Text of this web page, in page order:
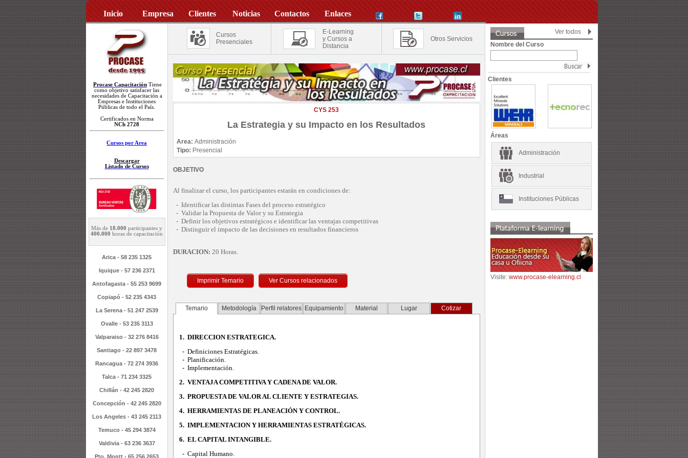
Inicio Empresa Clientes Noticias Contactos Enlaces
Procase Capacitación Tiene
como objetivo satisfacer las
necesidades de Capacitación a
Empresas e Instituciones
Públicas de todo el País.
Certificados en Norma
NCh 2728
Cursos por Area
Descargar
Listado de Cursos
Más de 18.000 participantes y
400.000 horas de capacitación
Arica - 58 235 1325
Iquique - 57 236 2371
Antofagasta - 55 253 9699
Copiapó - 52 235 4343
La Serena - 51 247 2539
Ovalle - 53 235 3113
Valparaiso - 32 276 8416
Santiago - 22 897 3478
Rancagua - 72 274 3936
Talca - 71 234 3325
Chillán - 42 245 2820
Concepción - 42 245 2820
Los Angeles - 43 245 2113
Temuco - 45 294 3874
Valdivia - 63 236 3637
Pto. Montt - 65 256 2653
Cursos
Presenciales
E-Learning
y Cursos a
Distancia
Otros Servicios
CYS 253
La Estrategia y su Impacto en los Resultados
Area: Administración
Tipo: Presencial
OBJETIVO
Al finalizar el curso, los participantes estarán en condiciones de:
- Identificar las distintas Fases del proceso estratégico
- Validar la Propuesta de Valor y su Estrategia
- Definir los objetivos estratégicos e identificar las ventajas competitivas
- Distinguir el impacto de las decisiones en resultados financieros
DURACION: 20 Horas.
Imprimir Temario
Temario Metodología Perfil relatores Equipamiento Material Lugar Cotizar
1. DIRECCION ESTRATEGICA.
- Definiciones Estratégicas.
- Planificación.
- Implementación.
2. VENTAJA COMPETITIVA Y CADENA DE VALOR.
3. PROPUESTA DE VALOR AL CLIENTE Y ESTRATEGIAS.
4. HERRAMIENTAS DE PLANEACIÓN Y CONTROL.
5. IMPLEMENTACION Y HERRAMIENTAS ESTRATÉGICAS.
6. EL CAPITAL INTANGIBLE.
- Capital Humano.
Ver todos
Nombre del Curso
Clientes
Áreas
Administración
Industrial
Instituciones Públicas
Visite: www.procase-elearning.cl